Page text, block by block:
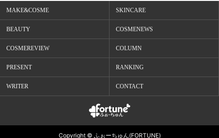
MAKE&COSME SKINCARE
BEAUTY COSMENEWS
COSMEREVIEW COLUMN
PRESENT RANKING
WRITER CONTACT
Copyright © ふぉーちゅん(FORTUNE)